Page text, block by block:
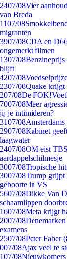
2407/08Vier
van Breda
1107/08
migranten
3907/08CDA en
ongemerkt filmen
1307/08Benzineprijs
blijft
4207/08
2307/08Quake krijgt
207/08De
7007/08Meer
jij je intimideren?
3107/08
2907/08Kabinet
laagwater
2407/08OM eist
aardappelschilmesje
3007/08Tropische
3007/08Trump grijpt
geboorte in VS
5607/08Dikke Van
schaamlippen
1607/08Meta krijgt
2007/08
examens
2507/08Peter Faber
007/08Ajax veel te
107/08Nieuwkomers